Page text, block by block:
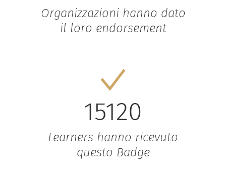
Organizzazioni hanno dato
il loro endorsement
15120
Learners hanno ricevuto
questo Badge